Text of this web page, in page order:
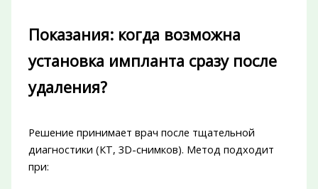
Показания: когда возможна
установка импланта сразу после
удаления?
Решение принимает врач после тщательной
диагностики (КТ, 3D-снимков). Метод подходит
при: